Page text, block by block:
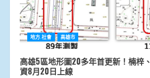
地方.社會 高雄市
高雄5區地形圖20多年首更新！楠梓
資8月20日上線